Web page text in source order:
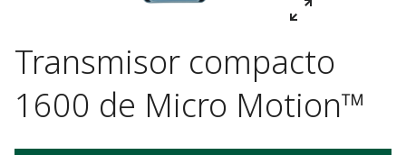
Transmisor compacto
1600 de Micro Motion™